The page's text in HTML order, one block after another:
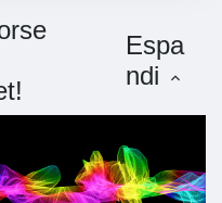
Espa
ndi